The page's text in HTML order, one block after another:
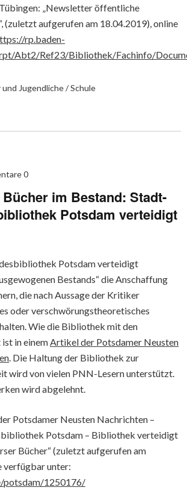
„Newsletter öffentliche
(zuletzt aufgerufen am 18.04.2019), online
rp.baden-
Abt2/Ref23/Bibliothek/Fachinfo/
und Jugendliche / Schule
0
im Bestand: Stadt-
Potsdam verteidigt
Potsdam verteidigt
Bestands“ die Anschaffung
die nach Aussage der Kritiker
oder verschwörungstheoretisches
Wie die Bibliothek mit den
in einemArtikel der Potsdamer Neusten
. Die Haltung der Bibliothek zur
wird von vielen PNN-Lesern unterstützt.
wird abgelehnt.
Potsdamer Neusten Nachrichten –
Potsdam – Bibliothek verteidigt
Bücher“ (zuletzt aufgerufen am
verfügbar unter:
potsdam/1250176/